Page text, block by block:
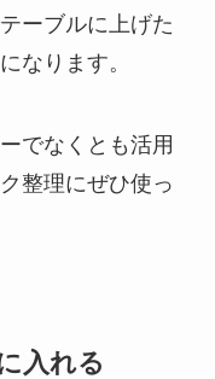
ーブルに上げた
なります。
でなくとも活用
整理にぜひ使っ
入れる